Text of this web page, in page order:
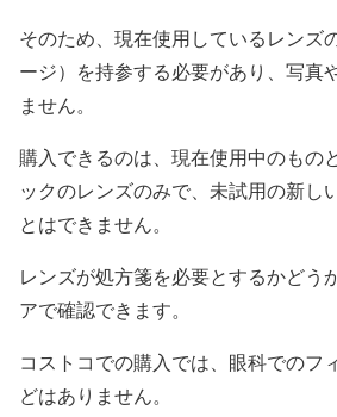
そのため、現在使用しているレンズ
ージ）を持参する必要があり、写真
ません。
購入できるのは、現在使用中のもの
ックのレンズのみで、未試用の新し
とはできません。
レンズが処方箋を必要とするかどう
アで確認できます。
コストコでの購入では、眼科でのフ
どはありません。